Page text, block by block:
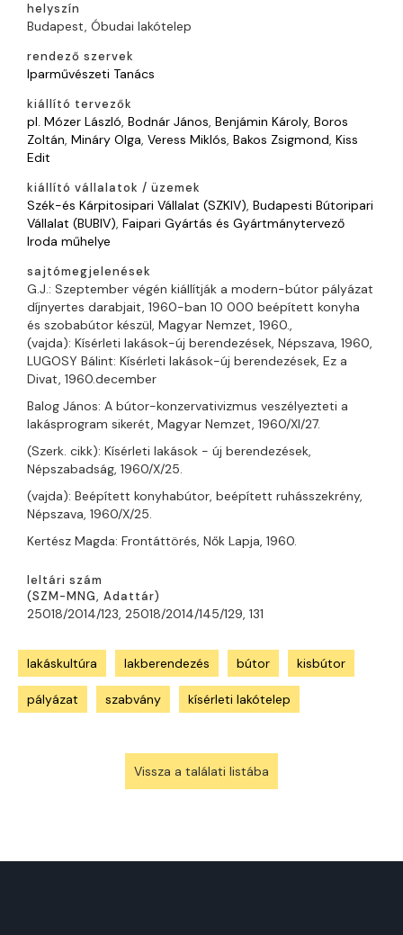
helyszín
Budapest, Óbudai lakótelep
rendező szervek
Iparművészeti Tanács
kiállító tervezők
pl. Mózer László, Bodnár János, Benjámin Károly, Boros
Zoltán, Mináry Olga, Veress Miklós, Bakos Zsigmond, Kiss
Edit
kiállító vállalatok / üzemek
Szék-és Kárpitosipari Vállalat (SZKIV), Budapesti Bútoripari
Vállalat (BUBIV), Faipari Gyártás és Gyártmánytervező
Iroda műhelye
sajtómegjelenések
G.J.: Szeptember végén kiállítják a modern-bútor pályázat
díjnyertes darabjait, 1960-ban 10 000 beépített konyha
és szobabútor készül, Magyar Nemzet, 1960.,
(vajda): Kísérleti lakások-új berendezések, Népszava, 1960,
LUGOSY Bálint: Kísérleti lakások-új berendezések, Ez a
Divat, 1960.december
Balog János: A bútor-konzervativizmus veszélyezteti a
lakásprogram sikerét, Magyar Nemzet, 1960/XI/27.
(Szerk. cikk): Kísérleti lakások - új berendezések,
Népszabadság, 1960/X/25.
(vajda): Beépített konyhabútor, beépített ruhásszekrény,
Népszava, 1960/X/25.
Kertész Magda: Frontáttörés, Nők Lapja, 1960.
leltári szám
(SZM-MNG, Adattár)
25018/2014/123, 25018/2014/145/129, 131
lakáskultúra lakberendezés bútor kisbútor
pályázat szabvány kísérleti lakótelep
Vissza a találati listába